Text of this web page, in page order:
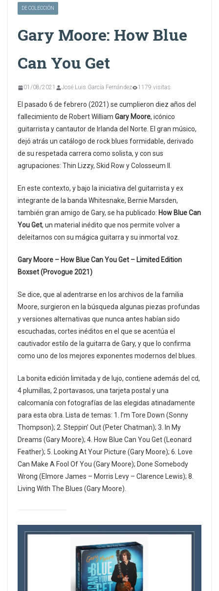
DE COLECCIÓN
Gary Moore: How Blue
Can You Get
01/08/2021 José Luis García Fernández 1179 visitas
El pasado 6 de febrero (2021) se cumplieron diez años del
fallecimiento de Robert William Gary Moore, icónico
guitarrista y cantautor de Irlanda del Norte. El gran músico,
dejó atrás un catálogo de rock blues formidable, derivado
de su respetada carrera como solista, y con sus
agrupaciones: Thin Lizzy, Skid Row y Colosseum II.
En este contexto, y bajo la iniciativa del guitarrista y ex
integrante de la banda Whitesnake, Bernie Marsden,
también gran amigo de Gary, se ha publicado: How Blue Can
You Get, un material inédito que nos permite volver a
deleitarnos con su mágica guitarra y su inmortal voz.
Gary Moore – How Blue Can You Get – Limited Edition
Boxset (Provogue 2021)
Se dice, que al adentrarse en los archivos de la familia
Moore, surgieron en la búsqueda algunas piezas profundas
y versiones alternativas que nunca antes habían sido
escuchadas, cortes inéditos en el que se acentúa el
cautivador estilo de la guitarra de Gary, y que lo confirma
como uno de los mejores exponentes modernos del blues.
La bonita edición limitada y de lujo, contiene además del cd,
4 plumillas, 2 portavasos, una tarjeta postal y una
calcomanía con fotografías de las elegidas atinadamente
para esta obra. Lista de temas: 1. I’m Tore Down (Sonny
Thompson); 2. Steppin’ Out (Peter Chatman); 3. In My
Dreams (Gary Moore); 4. How Blue Can You Get (Leonard
Feather); 5. Looking At Your Picture (Gary Moore); 6. Love
Can Make A Fool Of You (Gary Moore); Done Somebody
Wrong (Elmore James – Morris Levy – Clarence Lewis); 8.
Living With The Blues (Gary Moore).